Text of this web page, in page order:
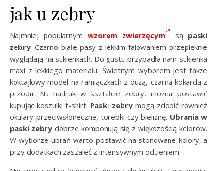
jak u zebry
Najmniej popularnym wzorem zwierzęcym są paski
zebry. Czarno-białe pasy z lekkim falowaniem przepięknie
wyglądają na sukienkach. Do gustu przypadła nam sukienka
maxi z lekkiego materiału. Świetnym wyborem jest także
koktajlowy model na ramiączkach z dużą, czarną kokardą z
przodu. Na nadruk w kształcie zebry, można postawić
kupując koszulki t-shirt. Paski zebrymogą zdobić również
okulary przeciwsłoneczne, torebki czy bieliznę. Ubrania w
paski zebry dobrze komponują się z większością kolorów.
W wyborze ubrań warto postawić na stonowane kolory, a
przy dodatkach zaszaleć z intensywnym odcieniem.